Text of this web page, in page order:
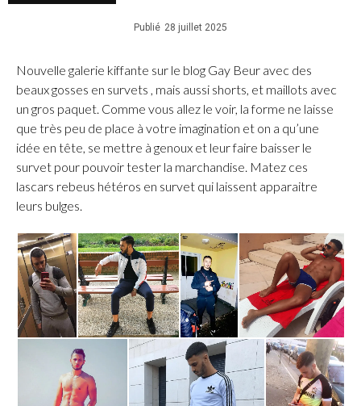
Publié 28 juillet 2025
Nouvelle galerie kiffante sur le blog Gay Beur avec des
beaux gosses en survets , mais aussi shorts, et maillots avec
un gros paquet. Comme vous allez le voir, la forme ne laisse
que très peu de place à votre imagination et on a qu’une
idée en tête, se mettre à genoux et leur faire baisser le
survet pour pouvoir tester la marchandise. Matez ces
lascars rebeus hétéros en survet qui laissent apparaitre
leurs bulges.